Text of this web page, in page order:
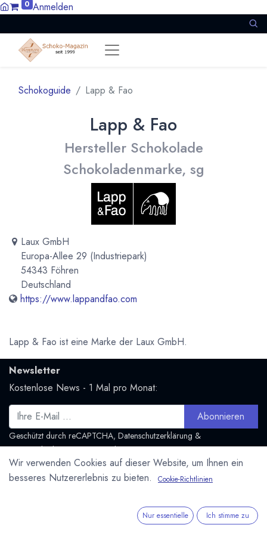
0 Anmelden
Schokoguide Lapp & Fao
Lapp & Fao
Hersteller Schokolade
Schokoladenmarke, sg
Laux GmbH
Europa-Allee 29 (Industriepark)
54343 Föhren
Deutschland
https://www.lappandfao.com
Lapp & Fao ist eine Marke der Laux GmbH.
Newsletter
Kostenlose News - 1 Mal pro Monat:
Abonnieren
Geschützt durch reCAPTCHA, Datenschutzerklärung &
Nutzungsbedingungenanwenden.
Social Media
Wir verwenden Cookies auf dieser Website, um Ihnen ein
besseres Nutzererlebnis zu bieten.
Cookie-Richtlinien
Nur essentielle Ich stimme zu